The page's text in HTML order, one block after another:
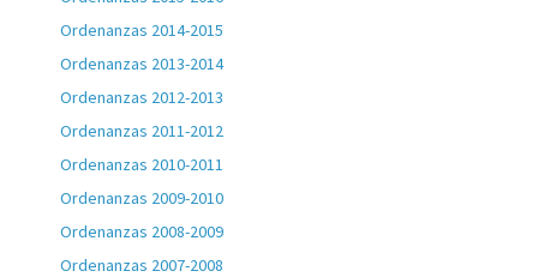
Ordenanzas 2014-2015
Ordenanzas 2013-2014
Ordenanzas 2012-2013
Ordenanzas 2011-2012
Ordenanzas 2010-2011
Ordenanzas 2009-2010
Ordenanzas 2008-2009
Ordenanzas 2007-2008